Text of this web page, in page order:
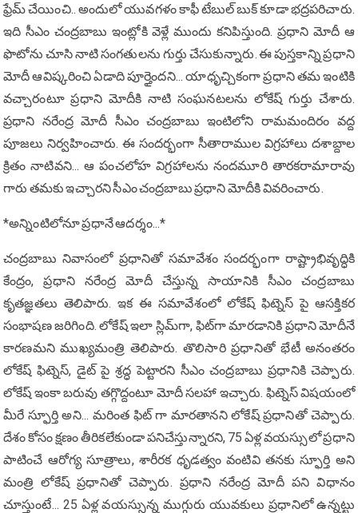
ఫ్రేమ్ చేయించి.. అందులో యువ‌గ‌ళం కాఫీ టేబుల్ బుక్ కూడా భద్రపరిచారు.
ఇది సీఎం చంద్రబాబు ఇంట్లోకి వెళ్లే ముందు క‌నిపిస్తుంది. ప్రధాని మోదీ ఆ
ఫొటోను చూసి నాటి సంగతులను గుర్తు చేసుకున్నారు. ఈ పుస్తకాన్ని ప్రధాని
మోదీ ఆవిష్కరించి ఏడాది పూర్తైందని... యాధృచ్చికంగా ప్రధాని తమ ఇంటికి
వ‌చ్చారంటూ ప్రధాని మోదీకి నాటి సంఘనటలను లోకేష్‌ గుర్తు చేశారు.
ప్రధాని న‌రేంద్ర మోదీ సీఎం చంద్రబాబు ఇంటిలోని రామమందిరం వద్ద
పూజ‌లు నిర్వహించారు. ఈ సంద‌ర్భంగా సీతారాముల విగ్రహాలు దశాబ్దాల
క్రితం నాటివని... ఆ పంచ‌లోహ విగ్రహాలను నంద‌మూరి తార‌క‌రామారావు
గారు త‌మ‌కు ఇచ్చార‌ని సీఎం చంద్రబాబు ప్రధాని మోదీకి వివ‌రించారు.
*అన్నింటిలోనూ ప్రధానే ఆదర్శం...*
చంద్రబాబు నివాసంలో ప్రధానితో సమావేశం సందర్భంగా రాష్ట్రాభివృద్ధికి
కేంద్రం, ప్రధాని నరేంద్ర మోదీ చేస్తున్న సాయానికి సీఎం చంద్రబాబు
కృతజ్ఞతలు తెలిపారు. ఇక ఈ సమావేశంలో లోకేష్ ఫిట్నెస్ పై ఆసక్తికర
సంభాషణ జరిగింది. లోకేష్ ఇలా స్లిమ్‌గా, ఫిట్‌గా మార‌డానికి ప్రధాని మోదీనే
కారణమని ముఖ్యమంత్రి తెలిపారు. తొలిసారి ప్రధానితో భేటీ అనంతరం
లోకేష్ ఫిట్నెస్, డైట్ పై శ్రద్ధ పెట్టారని సీఎం చంద్రబాబు ప్రధానికి చెప్పారు.
లోకేష్ ఇంకా బరువు త‌గ్గొద్దంటూ మోదీ స‌ల‌హా ఇచ్చారు. ఫిట్నెస్ విష‌యంలో
మీరే స్ఫూర్తి అని... మరింత ఫిట్ గా మారతానని లోకేష్ ప్రధానితో చెప్పారు.
దేశం కోసం క్షణం తీరిక‌లేకుండా ప‌నిచేస్తున్నార‌ని, 75 ఏళ్ల వయస్సులో ప్రధాని
పాటించే ఆరోగ్య సూత్రాలు, శారీర‌క ధృడ‌త్వం వంటివి తనకు స్ఫూర్తి అని
మంత్రి లోకేష్ ప్రధానితో చెప్పారు. ప్రధాని నరేంద్ర మోదీ పని విధానం
చూస్తుంటే... 25 ఏళ్ల వయస్సున్న ముగ్గురు యువ‌కులు ప్రధానిలో ఉన్నట్టు